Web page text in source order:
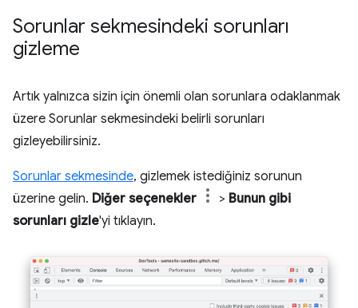
Sorunlar sekmesindeki sorunları
gizleme
Artık yalnızca sizin için önemli olan sorunlara odaklanmak
üzere Sorunlar sekmesindeki belirli sorunları
gizleyebilirsiniz.
Sorunlar sekmesinde, gizlemek istediğiniz sorunun
üzerine gelin. Diğer seçenekler > Bunun gibi
sorunları gizle'yi tıklayın.